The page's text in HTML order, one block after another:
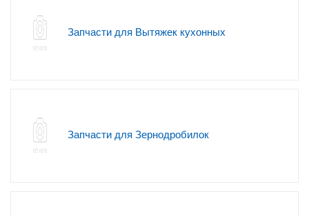
Запчасти для Вытяжек кухонных
Запчасти для Зернодробилок